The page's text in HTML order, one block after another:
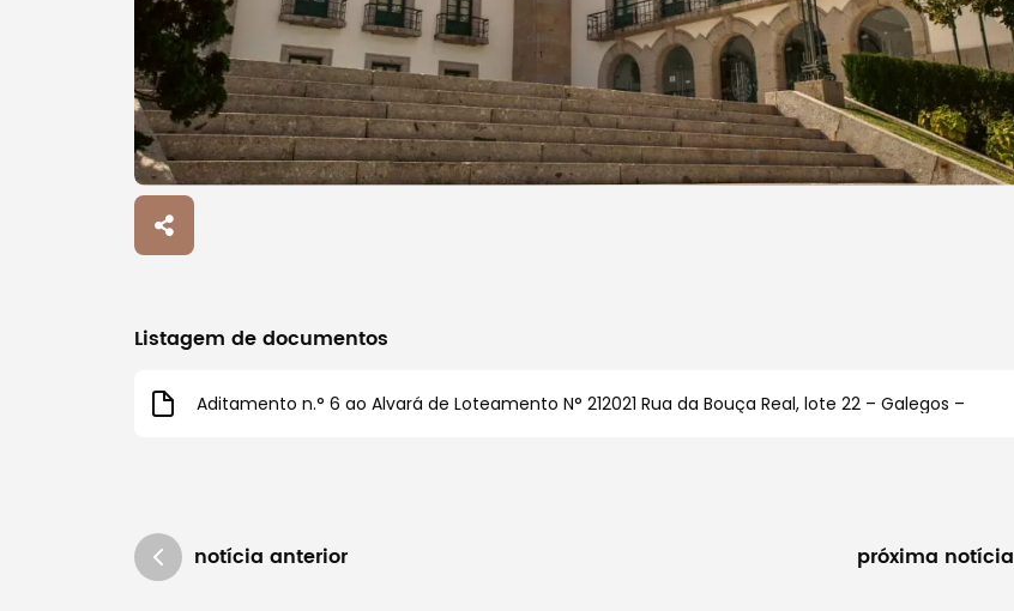
Procurar
Filtros
Listagem de documentos
Aditamento n.° 6 ao Alvará de Loteamento N° 212021 Rua da Bouça Real, lote 22 – Galegos –
notícia anterior próxima notícia